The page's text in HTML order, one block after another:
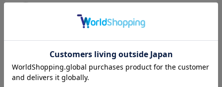
20代 性別:
ふつう 靴のサイズ:25cm 普段の服のサイズ: